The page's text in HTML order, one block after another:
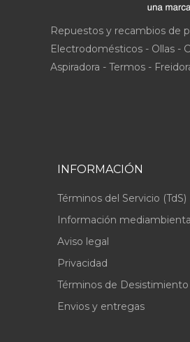
Repuestos y recambios de
Electrodomésticos - Ollas -
Aspiradora - Termos -
INFORMACIÓN
Términos del Servicio (TdS)
Información
Aviso legal
Privacidad
Términos de Desistimiento
Envios y entregas